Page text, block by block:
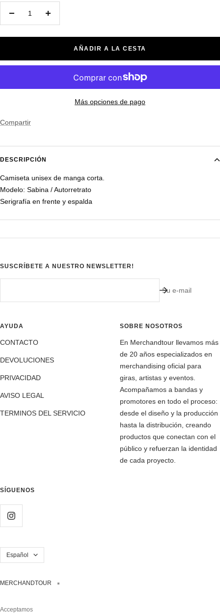
AÑADIR A LA CESTA
Más opciones de pago
Compartir
DESCRIPCIÓN
Camiseta unisex de manga corta.
Modelo: Sabina / Autorretrato
Serigrafía en frente y espalda
SUSCRÍBETE A NUESTRO NEWSLETTER!
Su e-mail
AYUDA
CONTACTO
DEVOLUCIONES
PRIVACIDAD
AVISO LEGAL
TERMINOS DEL SERVICIO
SOBRE NOSOTROS
En Merchandtour llevamos más
de 20 años especializados en
merchandising oficial para
giras, artistas y eventos.
Acompañamos a bandas y
promotores en todo el proceso:
desde el diseño y la producción
hasta la distribución, creando
productos que conectan con el
público y refuerzan la identidad
de cada proyecto.
SÍGUENOS
Idioma
Español
MERCHANDTOUR
Acceptamos